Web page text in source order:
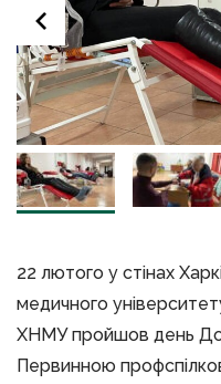
22 лютого у стінах
медичного
ХНМУ пройшов день
Первинною